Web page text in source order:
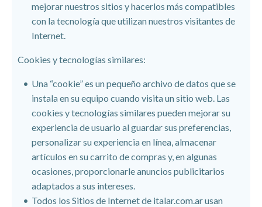
mejorar nuestros sitios y hacerlos más compatibles
con la tecnología que utilizan nuestros visitantes de
Internet.
Cookies y tecnologías similares:
Una “cookie” es un pequeño archivo de datos que se
instala en su equipo cuando visita un sitio web. Las
cookies y tecnologías similares pueden mejorar su
experiencia de usuario al guardar sus preferencias,
personalizar su experiencia en línea, almacenar
artículos en su carrito de compras y, en algunas
ocasiones, proporcionarle anuncios publicitarios
adaptados a sus intereses.
Todos los Sitios de Internet de italar.com.ar usan